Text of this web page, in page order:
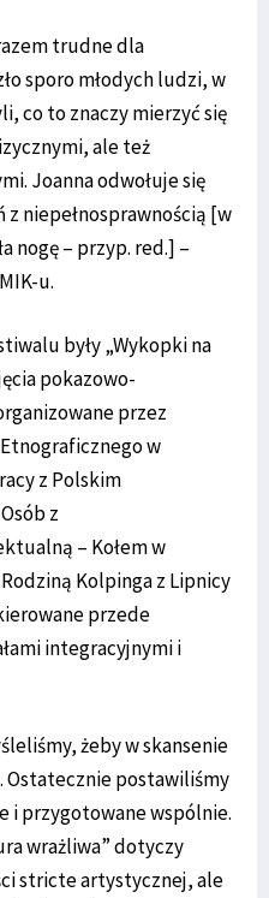
trudne dla
sporo młodych ludzi, w
co to znaczy mierzyć się
ale też
Joanna odwołuje się
z niepełnosprawnością [w
nogę – przyp. red.] –
u.
były „Wykopki na
pokazowo-
przez
w
z Polskim
z
– Kołem w
Kolpinga z Lipnicy
przede
integracyjnymi i
żeby w skansenie
postawiliśmy
i przygotowane wspólnie.
wrażliwa” dotyczy
stricte artystycznej, ale